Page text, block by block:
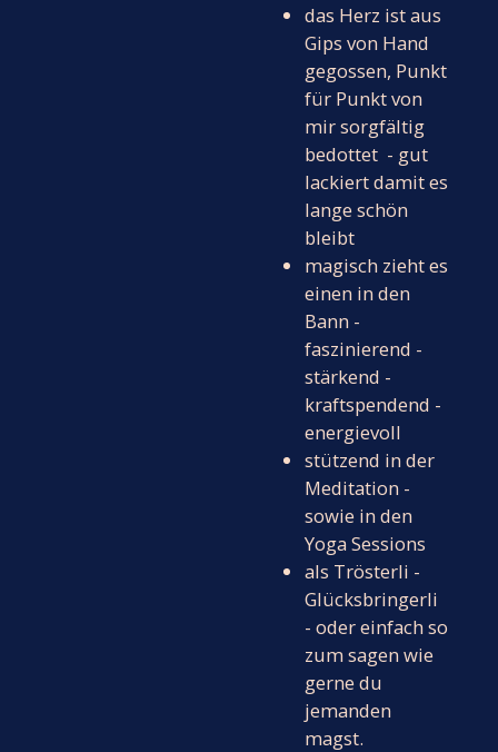
das Herz ist aus
Gips von Hand
gegossen, Punkt
für Punkt von
mir sorgfältig
bedottet - gut
lackiert damit es
lange schön
bleibt
magisch zieht es
einen in den
Bann -
faszinierend -
stärkend -
kraftspendend -
energievoll
stützend in der
Meditation -
sowie in den
Yoga Sessions
als Trösterli -
Glücksbringerli
- oder einfach so
zum sagen wie
gerne du
jemanden
magst.